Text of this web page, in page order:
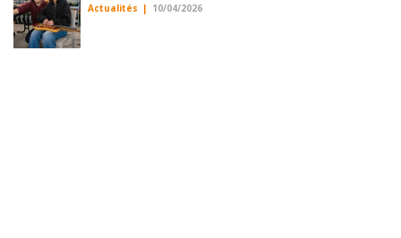
Actualités 10/04/2026